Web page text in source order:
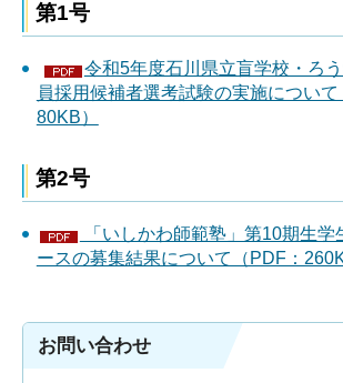
第1号
令和5年度石川県立盲学校・ろ
員採用候補者選考試験の実施について
80KB）
第2号
「いしかわ師範塾」第10期生学
ースの募集結果について（PDF：
お問い合わせ